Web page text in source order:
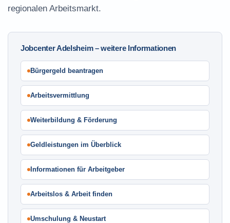
regionalen Arbeitsmarkt.
Jobcenter Adelsheim – weitere Informationen
Bürgergeld beantragen
Arbeitsvermittlung
Weiterbildung & Förderung
Geldleistungen im Überblick
Informationen für Arbeitgeber
Arbeitslos & Arbeit finden
Umschulung & Neustart